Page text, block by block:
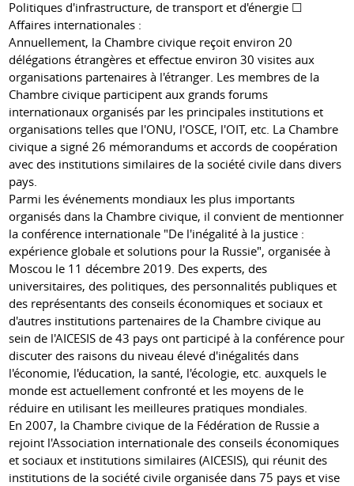
Politiques d'infrastructure, de transport et d'énergie ☐
Affaires internationales :
Annuellement, la Chambre civique reçoit environ 20
délégations étrangères et effectue environ 30 visites aux
organisations partenaires à l'étranger. Les membres de la
Chambre civique participent aux grands forums
internationaux organisés par les principales institutions et
organisations telles que l'ONU, l'OSCE, l'OIT, etc. La Chambre
civique a signé 26 mémorandums et accords de coopération
avec des institutions similaires de la société civile dans divers
pays.
Parmi les événements mondiaux les plus importants
organisés dans la Chambre civique, il convient de mentionner
la conférence internationale "De l'inégalité à la justice :
expérience globale et solutions pour la Russie", organisée à
Moscou le 11 décembre 2019. Des experts, des
universitaires, des politiques, des personnalités publiques et
des représentants des conseils économiques et sociaux et
d'autres institutions partenaires de la Chambre civique au
sein de l'AICESIS de 43 pays ont participé à la conférence pour
discuter des raisons du niveau élevé d'inégalités dans
l'économie, l'éducation, la santé, l'écologie, etc. auxquels le
monde est actuellement confronté et les moyens de le
réduire en utilisant les meilleures pratiques mondiales.
En 2007, la Chambre civique de la Fédération de Russie a
rejoint l'Association internationale des conseils économiques
et sociaux et institutions similaires (AICESIS), qui réunit des
institutions de la société civile organisée dans 75 pays et vise